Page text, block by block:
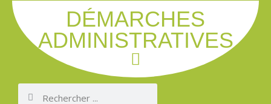
DÉMARCHES
ADMINISTRATIVES